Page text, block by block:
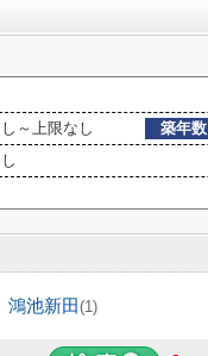
～上限なし 築年数
鴻池新田(1)